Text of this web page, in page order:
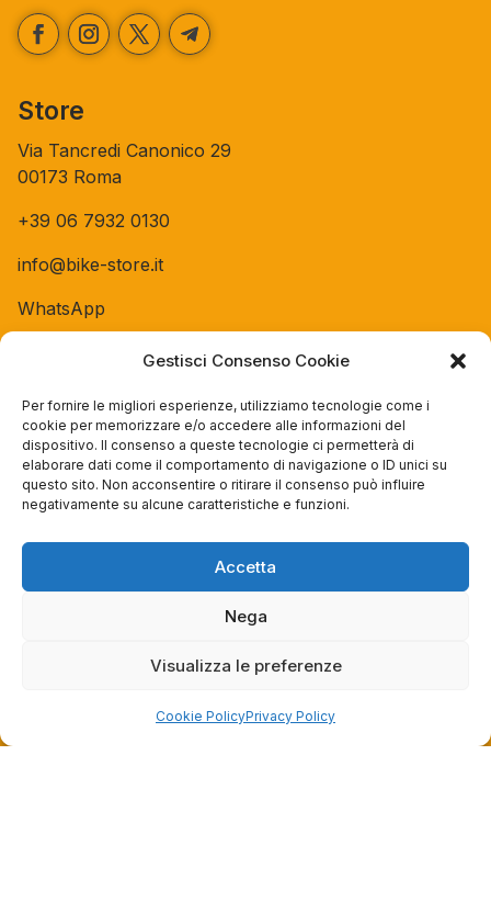
Gestisci Consenso Cookie
Per fornire le migliori esperienze, utilizziamo tecnologie come i
cookie per memorizzare e/o accedere alle informazioni del
dispositivo. Il consenso a queste tecnologie ci permetterà di
elaborare dati come il comportamento di navigazione o ID unici su
questo sito. Non acconsentire o ritirare il consenso può influire
negativamente su alcune caratteristiche e funzioni.
Accetta
Nega
Visualizza le preferenze
Cookie PolicyPrivacy Policy
Store
Via Tancredi Canonico 29
00173 Roma
+39 06 7932 0130
info@bike-store.it
WhatsApp
Orari negozio
Lun: 15 – 19
Mar – Sab: 10 – 13:30 ⇢ 14:30 – 19:00
Dom: chiuso
30gg0rischi